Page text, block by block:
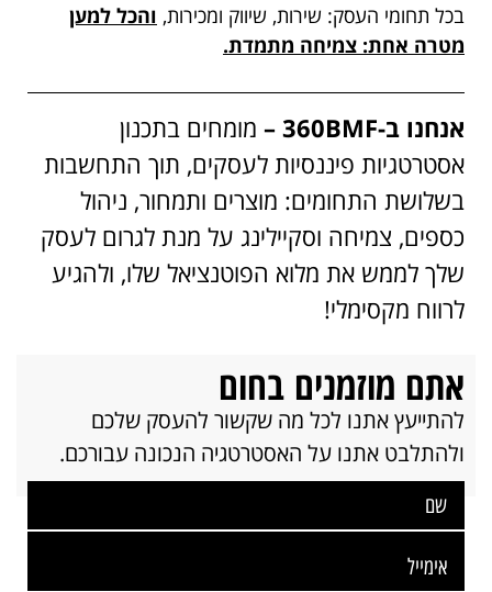
בכל תחומי העסק: שירות, שיווק ומכירות, והכל למען
מטרה אחת: צמיחה מתמדת.
אנחנו ב-360BMF –
מומחים בתכנון
אסטרטגיות פיננסיות לעסקים, תוך התחשבות
בשלושת התחומים: מוצרים ותמחור, ניהול
כספים, צמיחה וסקיילינג על מנת לגרום לעסק
שלך לממש את מלוא הפוטנציאל שלו, ולהגיע
לרווח מקסימלי!
אתם מוזמנים בחום
להתייעץ אתנו לכל מה שקשור להעסק שלכם
ולהתלבט אתנו על האסטרטגיה הנכונה עבורכם.